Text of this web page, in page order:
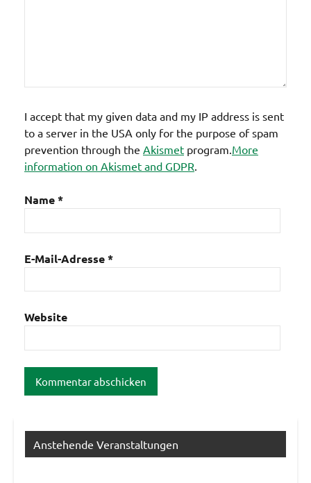
I accept that my given data and my IP address is sent
to a server in the USA only for the purpose of spam
prevention through the Akismet program.More
information on Akismet and GDPR.
Name*
E-Mail-Adresse*
Website
Anstehende Veranstaltungen